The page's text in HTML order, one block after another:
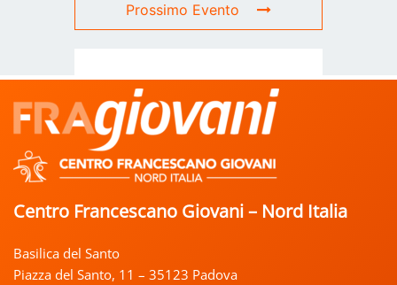
Prossimo Evento
Centro Francescano Giovani – Nord Italia
Basilica del Santo
Piazza del Santo, 11 – 35123 Padova